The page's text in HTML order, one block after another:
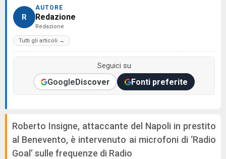
R
AUTORE
Redazione
Redazione
Tutti gli articoli →
Seguici su
GoogleDiscover Fonti preferite
Roberto Insigne, attaccante del Napoli in prestito
al Benevento, è intervenuto ai microfoni di ‘Radio
Goal’ sulle frequenze di Radio